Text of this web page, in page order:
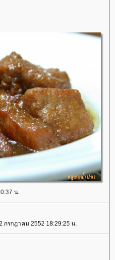
น.
กรกฎาคม 2552 18:29:25 น.